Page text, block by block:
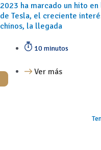
2023 ha marcado un hito
de Tesla, el creciente
chinos, la llegada
10 minutos
Ver más